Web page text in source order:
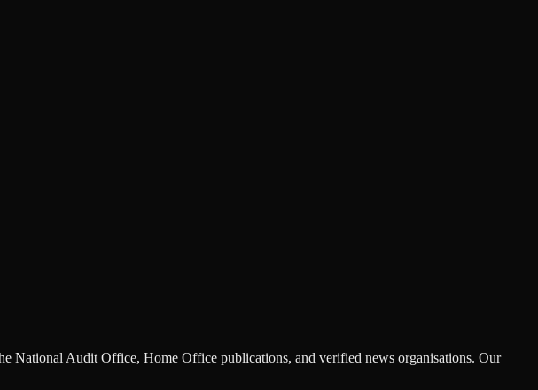
National Audit Office, Home Office publications, and verified news organisations. Our